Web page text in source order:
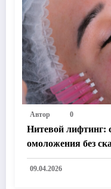
Автор 0
Нитевой лифтинг:
омоложения без
09.04.2026